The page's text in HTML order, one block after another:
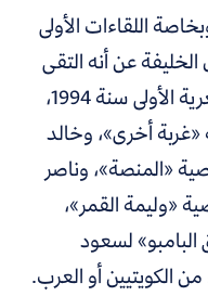
اللقاءات الأولى
عن أنه التقى
بإسماعيل بعد نشر مجموعته الشعرية الأولى سنة 1994،
أخرى»، وخالد
«المنصة»، وناصر
«وليمة القمر»،
لسعود
الكويتيين أو العرب.